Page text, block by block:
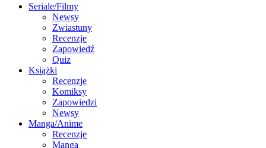
Seriale/Filmy
Newsy
Zwiastuny
Recenzje
Zapowiedź
Quiz
Książki
Recenzje
Komiksy
Zapowiedzi
Newsy
Manga/Anime
Recenzje
Manga